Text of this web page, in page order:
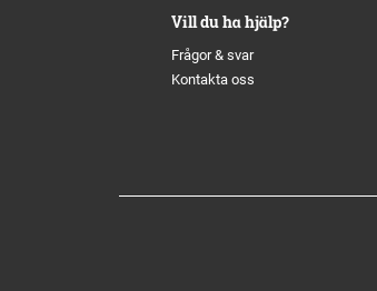
Vill du ha hjälp?
Frågor & svar
Kontakta oss